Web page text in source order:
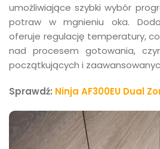
umożliwiające szybki wybór
potraw w mgnieniu oka.
oferuje regulację temperatury,
nad procesem gotowania,
początkujących i
Sprawdź: Ninja AF300EU Dual